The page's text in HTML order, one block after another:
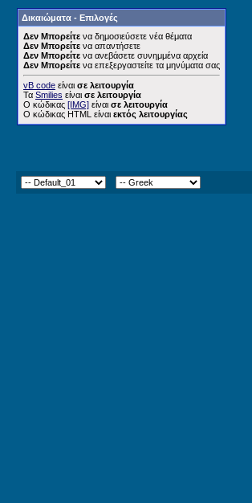
Δικαιώματα - Επιλογές
Δεν Μπορείτε να δημοσιεύσετε νέα θέματα
Δεν Μπορείτε να απαντήσετε
Δεν Μπορείτε να ανεβάσετε συνημμένα αρχεία
Δεν Μπορείτε να επεξεργαστείτε τα μηνύματα σας
vB code είναι σε λειτουργία
Τα Smilies είναι σε λειτουργία
Ο κώδικας [IMG] είναι σε λειτουργία
Ο κώδικας HTML είναι εκτός λειτουργίας